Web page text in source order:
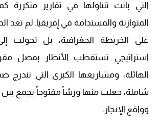
التي باتت تتناولها في تقارير متكررة
المتوازنة والمستدامة في إفريقيا. لم تعد
على الخريطة الجغرافية، بل تحولت
استراتيجي تستقطب الأنظار بفضل
الهائلة، ومشاريعها الكبرى التي تندرج
شاملة، جعلت منها ورشاً مفتوحاً يجمع
وواقع الإنجاز.